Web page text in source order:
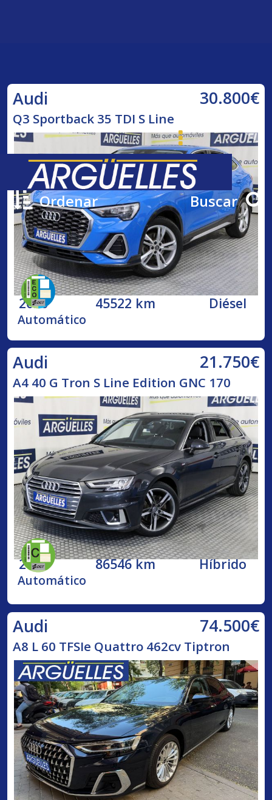
Ordenar Buscar
Audi 30.800€
Q3 Sportback 35 TDI S Line
2020 45522 km Diésel
Automático
Audi 21.750€
A4 40 G Tron S Line Edition GNC 170
2020 86546 km Híbrido
Automático
Audi 74.500€
A8 L 60 TFSIe Quattro 462cv Tiptron